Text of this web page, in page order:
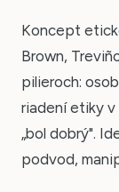
Koncept
Brown,
pilieroch:
riadení etiky
„bol dobrý".
podvod,